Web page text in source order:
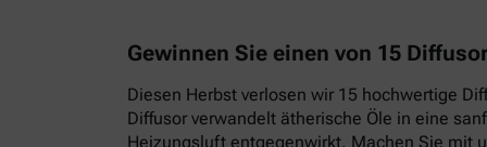
Gewinnen Sie einen von 15
Diesen Herbst verlosen wir 15 hochwertige
Diffusor verwandelt ätherische Öle in eine
Heizungsluft entgegenwirkt. Machen Sie mit